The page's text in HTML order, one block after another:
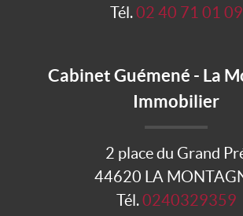
Tél.02 40 71 01 09
Cabinet Guémené - La
Immobilier
2 place du Grand
44620 LA
Tél.0240329359